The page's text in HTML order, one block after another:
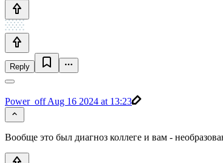
Reply
Power_offAug 16 2024 at 13:23
Вообще это был диагноз коллеге и вам -